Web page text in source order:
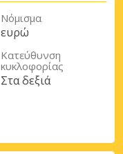
Νόμισμα
ευρώ
Κατεύθυνση
κυκλοφορίας
Στα δεξιά